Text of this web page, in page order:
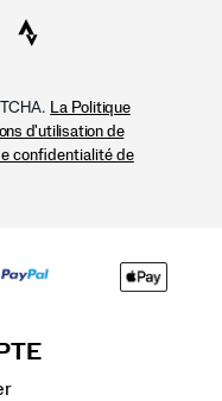
La Politique
d'utilisation de
confidentialité de